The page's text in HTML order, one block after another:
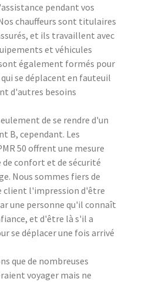
pendant vos
chauffeurs sont titulaires
et ils travaillent avec
et véhicules
également formés pour
se déplacent en fauteuil
d'autres besoins
de se rendre d'un
B, cependant. Les
50 offrent une mesure
confort et de sécurité
Nous sommes fiers de
client l'impression d'être
une personne qu'il connaît
et d'être là s'il a
se déplacer une fois arrivé
que de nombreuses
voyager mais ne